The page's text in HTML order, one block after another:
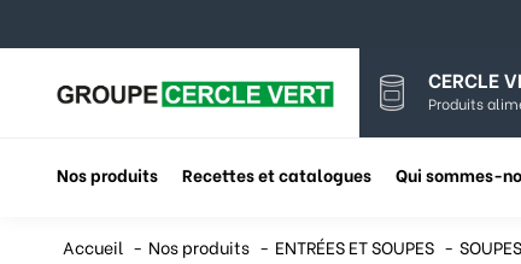
CERCLE
Produits
Nos produits Recettes et catalogues Qui sommes-
Accueil Nos produits ENTRÉES ET SOUPES SOUPES